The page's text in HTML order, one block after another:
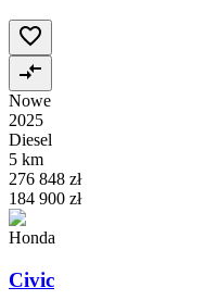
Nowe
2025
Diesel
5 km
276 848 zł
184 900 zł
Honda
Civic